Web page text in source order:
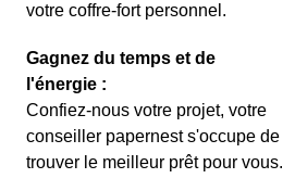
votre coffre-fort personnel.
Gagnez du temps et de
l'énergie :
Confiez-nous votre projet, votre
conseiller papernest s'occupe de
trouver le meilleur prêt pour vous.